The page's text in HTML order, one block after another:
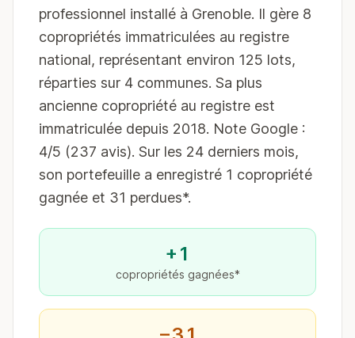
professionnel installé à Grenoble. Il gère 8
copropriétés immatriculées au registre
national, représentant environ 125 lots,
réparties sur 4 communes. Sa plus
ancienne copropriété au registre est
immatriculée depuis 2018. Note Google :
4/5 (237 avis). Sur les 24 derniers mois,
son portefeuille a enregistré 1 copropriété
gagnée et 31 perdues*.
+1
copropriétés gagnées*